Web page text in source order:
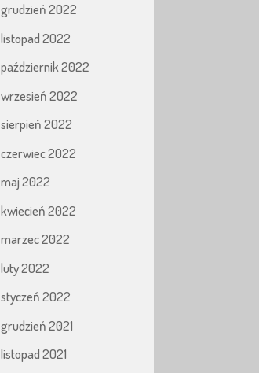
grudzień 2022
listopad 2022
październik 2022
wrzesień 2022
sierpień 2022
czerwiec 2022
maj 2022
kwiecień 2022
marzec 2022
luty 2022
styczeń 2022
grudzień 2021
listopad 2021